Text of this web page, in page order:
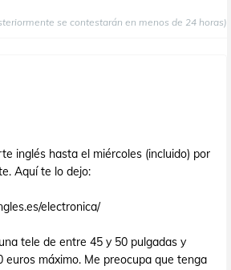
se contestarán en menos de 24 horas)
inglés hasta el miércoles (incluido) por
Aquí te lo dejo:
electronica/
tele de entre 45 y 50 pulgadas y
euros máximo. Me preocupa que tenga